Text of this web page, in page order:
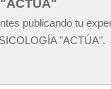
publicando tu
"ACTÚA".